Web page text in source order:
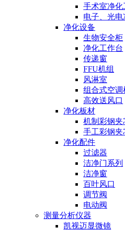
手术室净
电子、光
净化设备
生物安全柜
净化工作台
传递窗
FFU机组
风淋室
组合式空调
高效送风口
净化板材
机制彩钢夹
手工彩钢夹
净化配件
过滤器
洁净门系列
洁净窗
百叶风口
调节阀
电动阀
测量分析仪器
凯视迈显微镜